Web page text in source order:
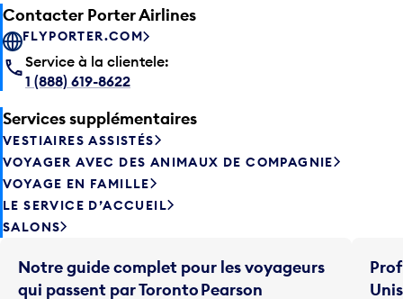
Contacter Porter Airlines
FLYPORTER.COM
Service à la clientele:
1 (888) 619-8622
Services supplémentaires
VESTIAIRES ASSISTÉS
VOYAGER AVEC DES ANIMAUX DE COMPAGNIE
VOYAGE EN FAMILLE
LE SERVICE D’ACCUEIL
SALONS
Notre guide complet pour les voyageurs
qui passent par Toronto Pearson